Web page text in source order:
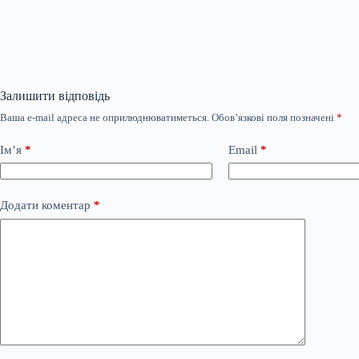
Залишити відповідь
Ваша e-mail адреса не оприлюднюватиметься. Обов’язкові поля позначені *
Ім’я * Email *
Додати коментар *